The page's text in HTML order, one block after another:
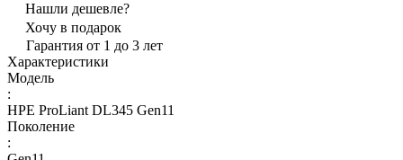
Нашли дешевле?
Хочу в подарок
Гарантия от 1 до 3 лет
Характеристики
Модель
:
HPE ProLiant DL345 Gen11
Поколение
: